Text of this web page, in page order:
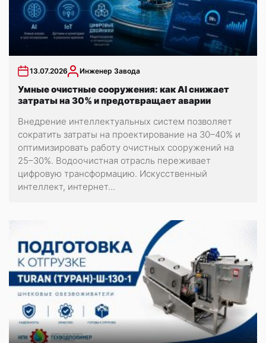
13.07.2026 Инженер Завода
Умные очистные сооружения: как AI снижает
затраты на 30% и предотвращает аварии
Внедрение интеллектуальных систем позволяет
сократить затраты на проектирование на 30–40% и
оптимизировать работу очистных сооружений на
25–30%. Водоочистная отрасль переживает
цифровую трансформацию. Искусственный
интеллект, интернет...